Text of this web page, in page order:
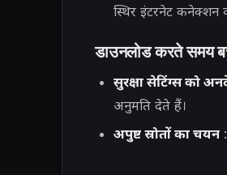
स्थिर इंटरनेट कनेक्शन
डाउनलोड करते समय
सुरक्षा सेटिंग्स को
अनुमति देते हैं।
अपुष्ट स्रोतों का चयन: